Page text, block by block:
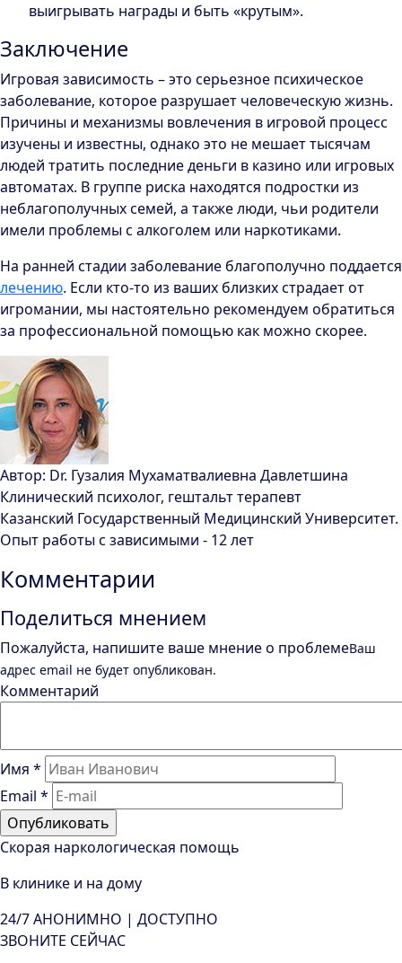
выигрывать награды и быть «крутым».
Заключение
Игровая зависимость – это серьезное психическое
заболевание, которое разрушает человеческую жизнь.
Причины и механизмы вовлечения в игровой процесс
изучены и известны, однако это не мешает тысячам
людей тратить последние деньги в казино или игровых
автоматах. В группе риска находятся подростки из
неблагополучных семей, а также люди, чьи родители
имели проблемы с алкоголем или наркотиками.
На ранней стадии заболевание благополучно поддается
лечению. Если кто-то из ваших близких страдает от
игромании, мы настоятельно рекомендуем обратиться
за профессиональной помощью как можно скорее.
Автор: Dr. Гузалия Мухаматвалиевна Давлетшина
Клинический психолог, гештальт терапевт
Казанский Государственный Медицинский Университет.
Опыт работы с зависимыми - 12 лет
Комментарии
Поделиться мнением
Пожалуйста, напишите ваше мнение о проблемеВаш
адрес email не будет опубликован.
Комментарий
Имя *
Email *
Скорая наркологическая помощь
В клинике и на дому
24/7АНОНИМНО | ДОСТУПНО
ЗВОНИТЕ СЕЙЧАС